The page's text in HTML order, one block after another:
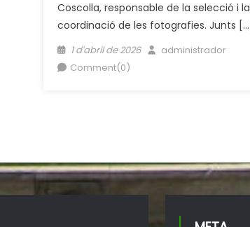
Coscolla, responsable de la selecció i la
coordinació de les fotografies. Junts […]
Posted
on
1 d'abril de 2026 Author
administrador
Comment(0)